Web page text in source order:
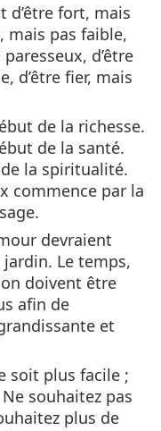
d’être fort, mais
mais pas faible,
d’être
d’être fier, mais
de la richesse.
de la santé.
la spiritualité.
commence par la
devraient
Le temps,
doivent être
afin de
et
soit plus facile ;
souhaitez pas
plus de